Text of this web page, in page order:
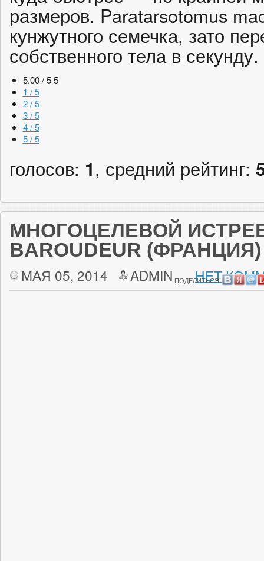
размеров. Paratarsotomus
кунжутного семечка, зато
собственного тела в секунду.
5.00 / 5 5
1 / 5
2 / 5
3 / 5
4 / 5
5 / 5
голосов: 1, средний рейтинг:
МНОГОЦЕЛЕВОЙ
BAROUDEUR (ФРАНЦИЯ)
МАЯ 05, 2014 ADMIN НЕТ
ПОДЕЛИТЬСЯ: